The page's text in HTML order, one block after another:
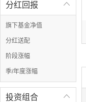

分红回报
旗下基金净值
分红送配
阶段涨幅
季/年度涨幅

投资组合